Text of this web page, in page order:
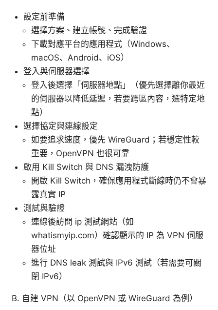
設定前準備
選擇方案、建立帳號、完成驗證
下載對應平台的應用程式（Windows、
macOS、Android、iOS）
登入與伺服器選擇
登入後選擇「伺服器地點」（優先選擇離你最近
的伺服器以降低延遲，若要跨區內容，選特定地
點）
選擇協定與連線設定
如要追求速度，優先 WireGuard；若穩定性較
重要，OpenVPN 也很可靠
啟用 Kill Switch 與 DNS 漏洩防護
開啟 Kill Switch，確保應用程式斷線時仍不會暴
露真實 IP
測試與驗證
連線後訪問 ip 測試網站（如
whatismyip.com）確認顯示的 IP 為 VPN 伺服
器位址
進行 DNS leak 測試與 IPv6 測試（若需要可關
閉 IPv6）
B. 自建 VPN（以 OpenVPN 或 WireGuard 為例）